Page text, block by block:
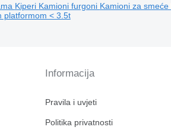
Kiperi Kamioni furgoni Kamioni za smeće
platformom < 3.5t
Informacija
Pravila i uvjeti
Politika privatnosti